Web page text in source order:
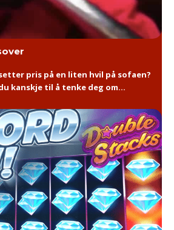
pris på en liten hvil på sofaen?
kanskje til å tenke deg om...